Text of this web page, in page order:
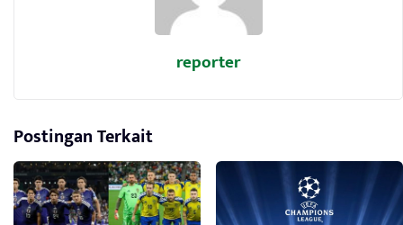
reporter
Postingan Terkait